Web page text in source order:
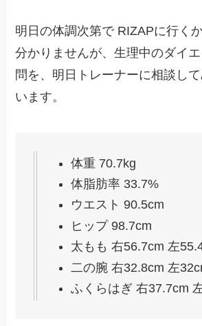
明日の体調次第で RIZAPに行く
分かりませんが、生理中のダイ
問を、明日トレーナーに相談し
います。
体重 70.7kg
体脂肪率 33.7%
ウエスト 90.5cm
ヒップ 98.7cm
太もも 右56.7cm 左
二の腕 右32.8cm 左
ふくらはぎ 右37.7cm